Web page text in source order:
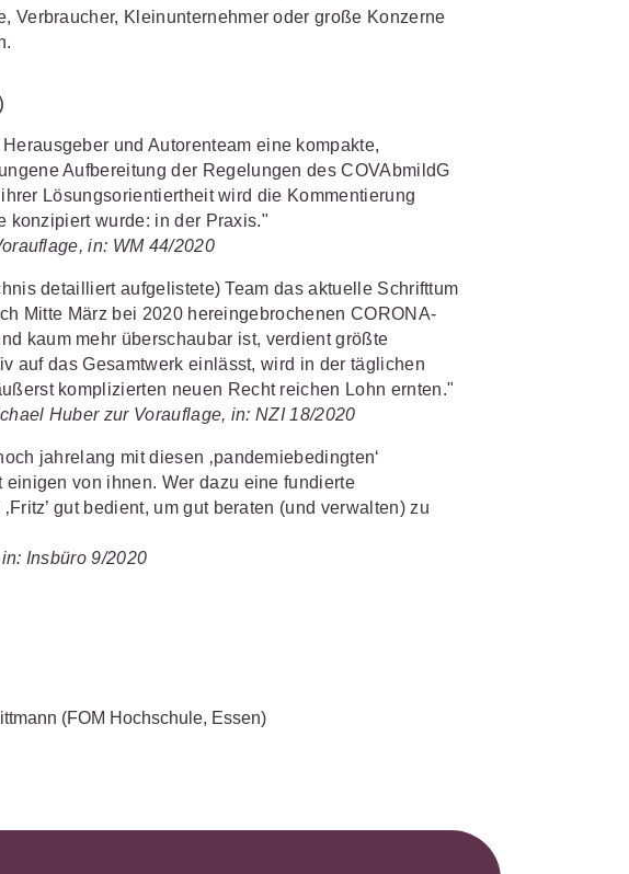
Wettbewerbs- und
Verbraucher, Kleinunternehmer oder große Konzerne
und Autorenteam eine kompakte,
Aufbereitung der Regelungen des COVAbmildG
Lösungsorientiertheit wird die Kommentierung
konzipiert wurde: in der Praxis."
in: WM 44/2020
detailliert aufgelistete) Team das aktuelle Schrifttum
Mitte März bei 2020 hereingebrochenen CORONA-
kaum mehr überschaubar ist, verdient größte
auf das Gesamtwerk einlässt, wird in der täglichen
komplizierten neuen Recht reichen Lohn ernten."
Huber zur Vorauflage, in: NZI 18/2020
jahrelang mit diesen ‚pandemiebedingten‘
von ihnen. Wer dazu eine fundierte
gut bedient, um gut beraten (und verwalten) zu
Insbüro 9/2020
(FOM Hochschule, Essen)